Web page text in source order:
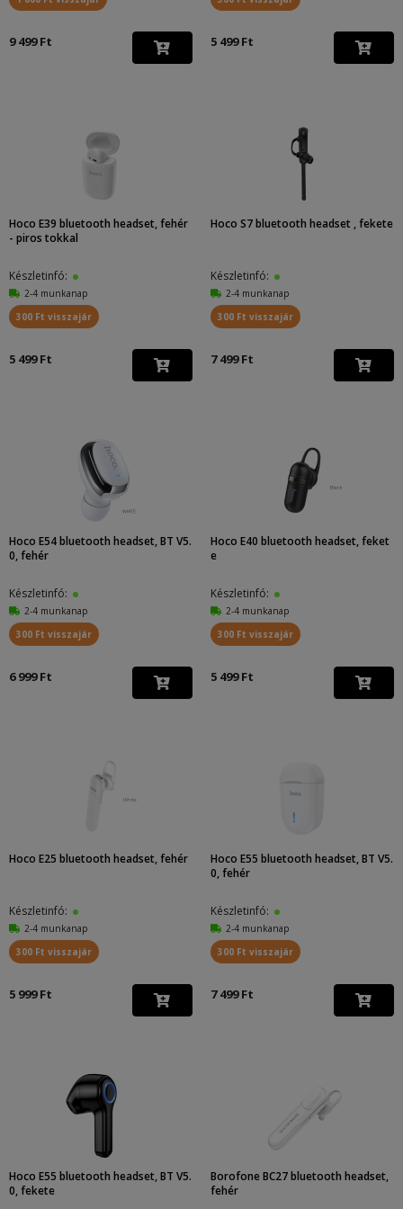
9 499 Ft 5 499 Ft
Hoco E39 bluetooth headset, fehér
- piros tokkal
Készletinfó:
2-4 munkanap
300 Ft visszajár
5 499 Ft
Hoco S7 bluetooth headset , fekete
Készletinfó:
2-4 munkanap
300 Ft visszajár
7 499 Ft
Hoco E54 bluetooth headset, BT V5.
0, fehér
Készletinfó:
2-4 munkanap
300 Ft visszajár
6 999 Ft
Hoco E40 bluetooth headset, feket
e
Készletinfó:
2-4 munkanap
300 Ft visszajár
5 499 Ft
Hoco E25 bluetooth headset, fehér
Készletinfó:
2-4 munkanap
300 Ft visszajár
5 999 Ft
Hoco E55 bluetooth headset, BT V5.
0, fehér
Készletinfó:
2-4 munkanap
300 Ft visszajár
7 499 Ft
Hoco E55 bluetooth headset, BT V5.
0, fekete
Borofone BC27 bluetooth headset,
fehér